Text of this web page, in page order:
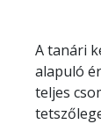
A tanári
alapuló
teljes